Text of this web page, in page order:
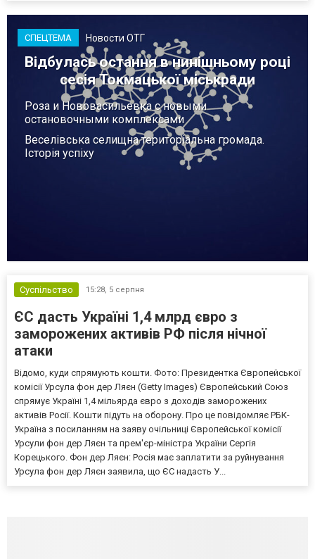
СПЕЦТЕМА Новости ОТГ
Відбулась остання в нинішньому році
сесія Токмацької міськради
Роза и Нововасильевка с новыми
остановочными комплексами
Веселівська селищна територіальна громада.
Історія успіху
Суспільство 15:28, 5 серпня
ЄС дасть Україні 1,4 млрд євро з
заморожених активів РФ після нічної
атаки
Відомо, куди спрямують кошти. Фото: Президентка Європейської
комісії Урсула фон дер Ляєн (Getty Images) Європейський Союз
спрямує Україні 1,4 мільярда євро з доходів заморожених
активів Росії. Кошти підуть на оборону. Про це повідомляє РБК-
Україна з посиланням на заяву очільниці Європейської комісії
Урсули фон дер Ляєн та прем'єр-міністра України Сергія
Корецького. Фон дер Ляєн: Росія має заплатити за руйнування
Урсула фон дер Ляєн заявила, що ЄС надасть У...